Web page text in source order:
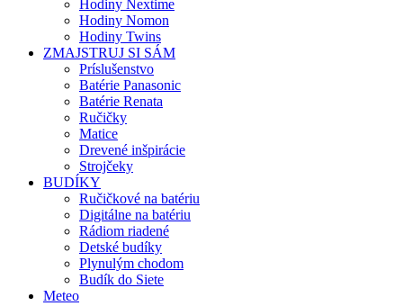
Hodiny Nextime
Hodiny Nomon
Hodiny Twins
ZMAJSTRUJ SI SÁM
Príslušenstvo
Batérie Panasonic
Batérie Renata
Ručičky
Matice
Drevené inšpirácie
Strojčeky
BUDÍKY
Ručičkové na batériu
Digitálne na batériu
Rádiom riadené
Detské budíky
Plynulým chodom
Budík do Siete
Meteo